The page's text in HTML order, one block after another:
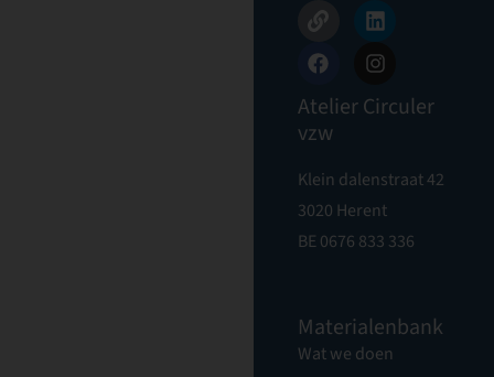
Atelier Circuler
vzw
Klein dalenstraat 42
3020 Herent
BE 0676 833 336
Materialenbank
Wat we doen